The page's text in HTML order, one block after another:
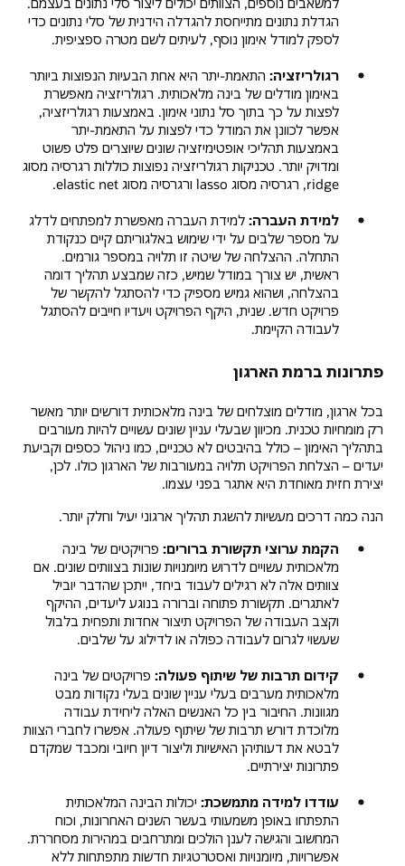
הגדלת נתונים מתייחסת להגדלה הידנית של סלי נתונים כדי
לספק למודל אימון נוסף, לעיתים לשם מטרה ספציפית.
רגולריזציה: התאמת-יתר היא אחת הבעיות הנפוצות ביותר
באימון מודלים של בינה מלאכותית. רגולריזציה מאפשרת
לפצות על כך בתוך סל נתוני אימון. באמצעות רגולריזציה,
אפשר לכוונן את המודל כדי לפצות על התאמת-יתר
באמצעות תהליכי אופטימיזציה שונים שיוצרים פלט פשוט
ומדויק יותר. טכניקות רגולריזציה נפוצות כוללות רגרסיה מסוג
ridge, רגרסיה מסוג lasso ורגרסיה מסוג elastic net.
למידת העברה: למידת העברה מאפשרת למפתחים לדלג
על מספר שלבים על ידי שימוש באלגוריתם קיים כנקודת
התחלה. ההצלחה של שיטה זו תלויה במספר גורמים.
ראשית, יש צורך במודל שמיש, כזה שמבצע תהליך דומה
בהצלחה, ושהוא גמיש מספיק כדי להסתגל להקשר של
פרויקט חדש. שנית, היקף הפרויקט ויעדיו חייבים להסתגל
לעבודה הקיימת.
פתרונות ברמת הארגון
בכל ארגון, מודלים מוצלחים של בינה מלאכותית דורשים יותר מאשר
רק מומחיות טכנית. מכיוון שבעלי עניין שונים עשויים להיות מעורבים
בתהליך האימון – כולל בהיבטים לא טכניים, כמו ניהול כספים וקביעת
יעדים – הצלחת הפרויקט תלויה במעורבות של הארגון כולו. לכן,
יצירת חזית מאוחדת היא אתגר בפני עצמו.
הנה כמה דרכים מעשיות להשגת תהליך ארגוני יעיל וחלק יותר.
הקמת ערוצי תקשורת ברורים: פרויקטים של בינה
מלאכותית עשויים לדרוש מיומנויות שונות בצוותים שונים. אם
צוותים אלה לא רגילים לעבוד ביחד, ייתכן שהדבר יוביל
לאתגרים. תקשורת פתוחה וברורה בנוגע ליעדים, ההיקף
וקצב העבודה של הפרויקט תיצור אחדות ותפחית בלבול
שעשוי לגרום לעבודה כפולה או לדילוג על שלבים.
קידום תרבות של שיתוף פעולה: פרויקטים של בינה
מלאכותית מערבים בעלי עניין שונים בעלי נקודות מבט
מגוונות. החיבור בין כל האנשים האלה ליחידת עבודה
מלוכדת דורש תרבות של שיתוף פעולה. אפשרו לחברי הצוות
לבטא את דעותיהן האישיות וליצור דיון חיובי ומכבד שמקדם
פתרונות יצירתיים.
עודדו למידה מתמשכת: יכולות הבינה המלאכותית
התפתחו באופן משמעותי בעשר השנים האחרונות, וכוח
המחשוב והגישה לענן הולכים ומתרחבים במהירות מסחררת.
אפשרויות, מיומנויות ואסטרטגיות חדשות מתפתחות ללא